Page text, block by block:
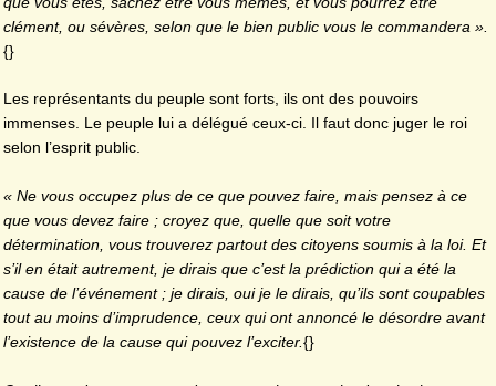
clément, ou sévères, selon que le bien public vous le commandera ».
{}
Les représentants du peuple sont forts, ils ont des pouvoirs
immenses. Le peuple lui a délégué ceux-ci. Il faut donc juger le roi
selon l’esprit public.
« Ne vous occupez plus de ce que pouvez faire, mais pensez à ce
que vous devez faire ; croyez que, quelle que soit votre
détermination, vous trouverez partout des citoyens soumis à la loi. Et
s’il en était autrement, je dirais que c’est la prédiction qui a été la
cause de l’événement ; je dirais, oui je le dirais, qu’ils sont coupables
tout au moins d’imprudence, ceux qui ont annoncé le désordre avant
l’existence de la cause qui pouvez l’exciter.{}